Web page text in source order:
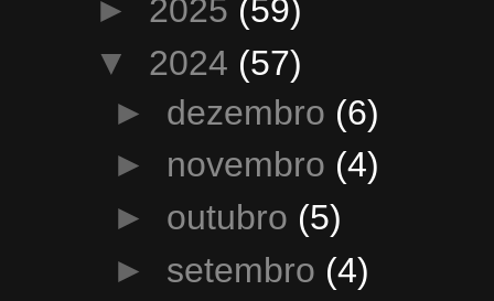
► 2025 (59)
▼ 2024 (57)
► dezembro (6)
► novembro (4)
► outubro (5)
► setembro (4)